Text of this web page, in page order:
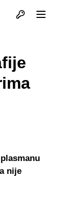
Otvori profil
nije